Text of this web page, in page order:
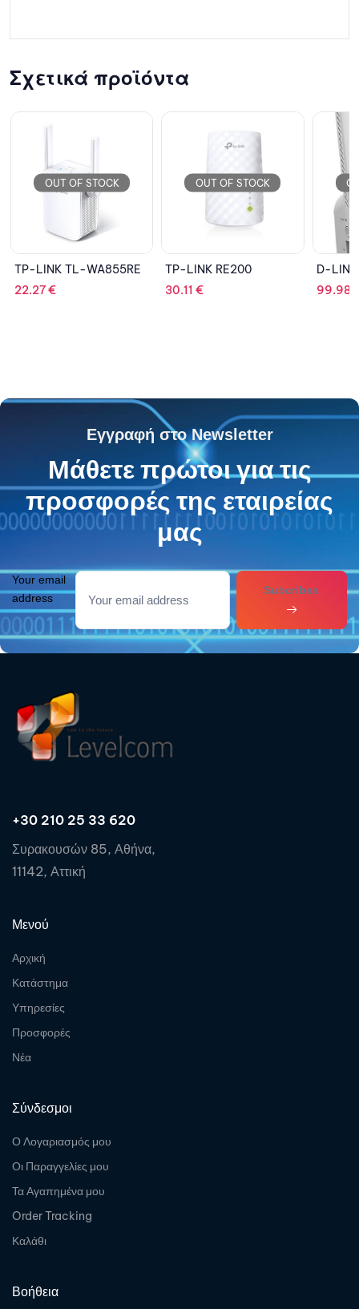
Σχετικά προϊόντα
OUT OF STOCK
TP-LINK RE200
30.11€
OUT OF STOCK
D-LINK DAP-X1860
99.98
TP-
26.98
Εγγραφή στο Newsletter
Μάθετε πρώτοι για τις
προσφορές της εταιρείας
μας
Your email
address
Subcribes
+30 210 25 33 620
Συρακουσών 85, Αθήνα,
11142, Αττική
Μενού
Αρχική
Κατάστημα
Υπηρεσίες
Προσφορές
Νέα
Σύνδεσμοι
Ο Λογαριασμός μου
Οι Παραγγελίες μου
Τα Αγαπημένα μου
Order Tracking
Καλάθι
Βοήθεια